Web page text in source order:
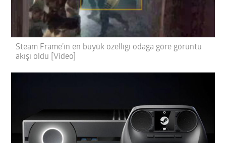
Steam Frame’in en büyük özelliği odağa göre görüntü
akışı oldu [Video]